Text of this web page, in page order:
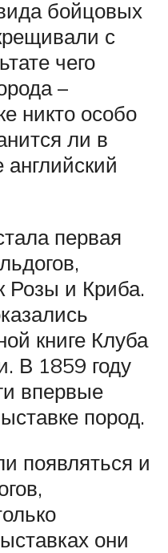
бойцовых
с
чего
–
никто особо
ли в
первая
Розы и Криба.
книге Клуба
В 1859 году
впервые
пород.
появляться и
они